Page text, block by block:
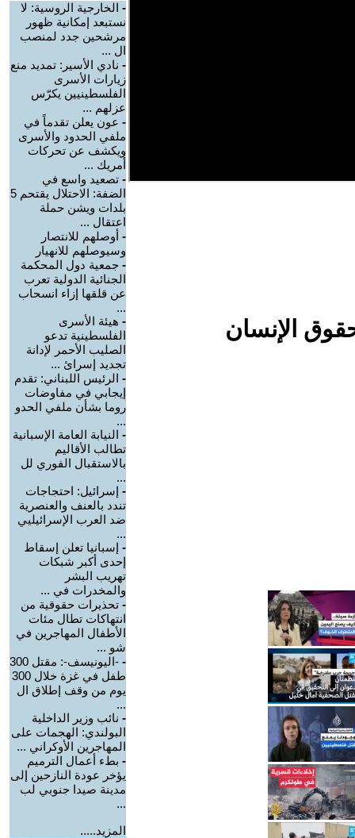
الإنسان
- الخارجية الروسية: لا
نستبعد إمكانية ظهور
مرشحين جدد لمنصب
ال ...
- نادي الأسير: تمديد منع
زيارات الأسرى
الفلسطينيين يكرّس
عزلهم ...
- عون يعلن تقدماً في
ملفي الحدود والأسرى
ويكشف عن تحركات
أمريك ...
- تصعيد واسع في
الضفة: الاحتلال يقتحم 5
بلدات ويشن حملة
اعتقال ...
- أوصلهم للانتصار
وسيوصلهم للانهيار
- جمعية دول المحكمة
الجنائية الدولية تعرب
عن قلقها إزاء انسحاب
...
- هيئة الأسرى
الفلسطينية تدعو
الصليب الأحمر لإدانة
تجديد إسرائ ...
- الرئيس اللبناني: تقدم
إيجابي في مفاوضات
روما بشأن ملفي الحدو
...
- النيابة العامة الإسبانية
تطالب الأقاليم
بالاستقبال الفوري لل
...
- إسرائيل: احتجاجات
تندد بالعنف والعنصرية
ضد العرب الإسرائيليي
...
- إسبانيا تعلن إسقاط
إحدى أكبر شبكات
تهريب البشر
والمخدرات في ...
- تحذيرات حقوقية من
انتهاكات تطال مئات
الأطفال المهاجرين في
شو ...
-
-اليونيسف-: مقتل 300
طفل في غزة خلال 300
يوم من وقف إطلاق ال
...
- نائب وزير الداخلية
البولندي: الهجمات على
المهاجرين الأوكراني ...
- بطء أعمال الترميم
يؤخر عودة النازحين إلى
مدينة صيدا جنوبي لب
...
المزيد.....